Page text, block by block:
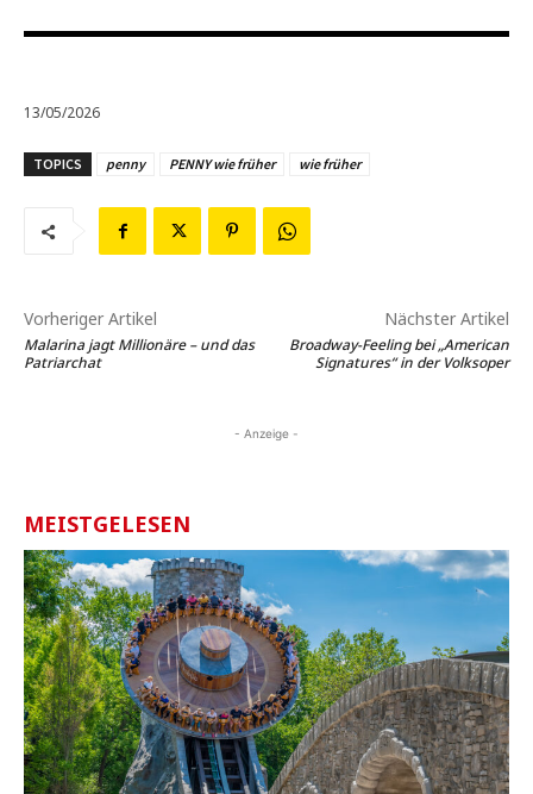
13/05/2026
TOPICS penny PENNY wie früher wie früher
Vorheriger Artikel
Malarina jagt Millionäre – und das
Patriarchat
Nächster Artikel
Broadway-Feeling bei „American
Signatures“ in der Volksoper
- Anzeige -
MEISTGELESEN